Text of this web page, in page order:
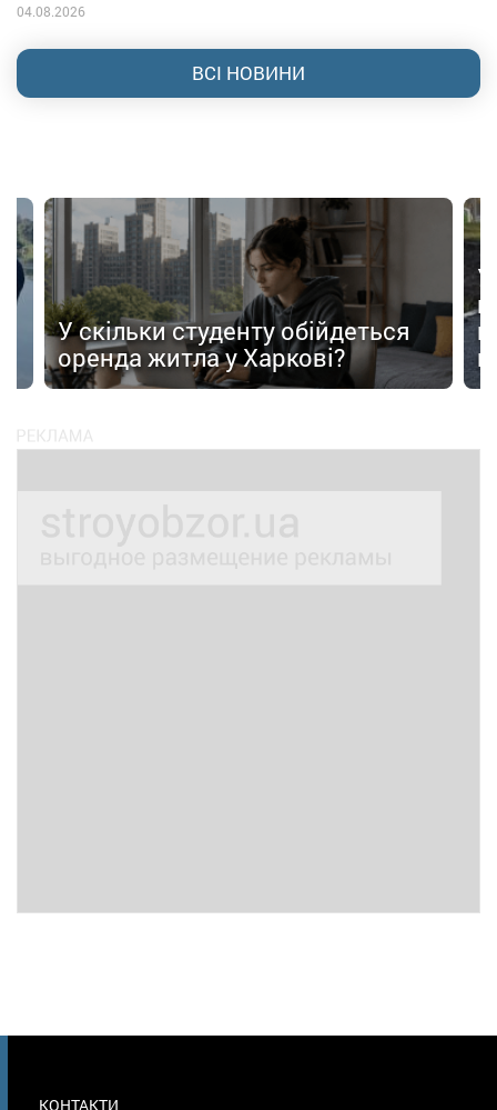
04.08.2026
ВСІ НОВИНИ
У скільки студенту обійдеться
оренда житла у Харкові?
КОНТАКТИ